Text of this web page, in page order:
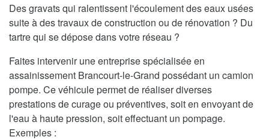
Des gravats qui ralentissent l'écoulement des eaux usées
suite à des travaux de construction ou de rénovation ? Du
tartre qui se dépose dans votre réseau ?
Faites intervenir une entreprise spécialisée en
assainissement Brancourt-le-Grand possédant un camion
pompe. Ce véhicule permet de réaliser diverses
prestations de curage ou préventives, soit en envoyant de
l'eau à haute pression, soit effectuant un pompage.
Exemples :